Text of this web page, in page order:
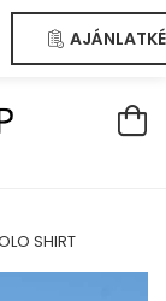
Regisztráció
SHIRT